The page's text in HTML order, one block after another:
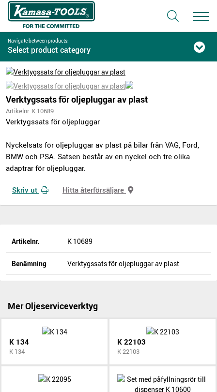
Navigate between products:
Select product category
Verktygssats för oljepluggar av plast
Artikelnr. K 10689
Verktygssats för oljepluggar
Nyckelsats för oljepluggar av plast på bilar från VAG, Ford,
BMW och PSA. Satsen består av en nyckel och tre olika
adaptrar för oljepluggar.
Skriv ut Hitta återförsäljare
Artikelnr. K 10689
Benämning Verktygssats för oljepluggar av plast
Mer Oljeserviceverktyg
K 134
K 134
K 22103
K 22103